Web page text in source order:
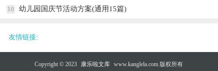
10 幼儿园国庆节活动方案(通用15篇)
友情链接:
Copyright © 2023 康乐啦文库 www.kanglela.com 版权所有